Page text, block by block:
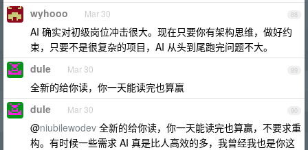
88
wyhooo Mar 30
AI 确实对初级岗位冲击很大。现在只要你有架构思维，做好约
束，只要不是很复杂的项目，AI 从头到尾跑完问题不大。
89
dule Mar 30
全新的给你读，你一天能读完也算赢
90
dule Mar 30
@niubilewodev 全新的给你读，你一天能读完也算赢，不要求重
构。有时候一些需求 AI 真是比人高效的多，我曾经我也是你这